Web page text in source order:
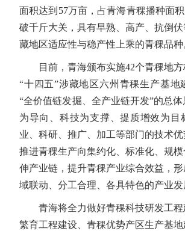
面积达到57万亩，占青海青稞播种面
破千斤大关，具有早熟、高产、抗倒
藏地区适应性与稳产性上乘的青稞品种
目前，青海颁布实施42个青稞地
“十四五”涉藏地区六州青稞生产基地
“全价值链发掘、全产业链开发”的总
为导向、科技为支撑、提质增效为目
业、科研、推广、加工等部门的技术优
推进青稞生产向集约化、标准化、规
伸产业链，提升青稞产业综合效益，
域联动、分工合理、各具特色的产业发
青海将全力做好青稞科技研发工
繁育工程建设、青稞优势产区生产基